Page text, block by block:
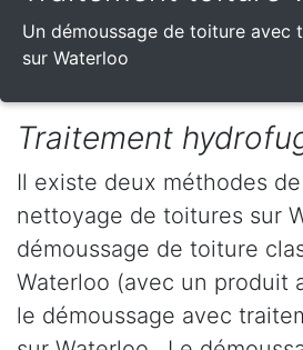
Un démoussage de toiture avec
sur Waterloo
Traitement
Il existe deux méthodes
nettoyage de toitures sur
démoussage de toiture
Waterloo (avec un produit
le démoussage avec